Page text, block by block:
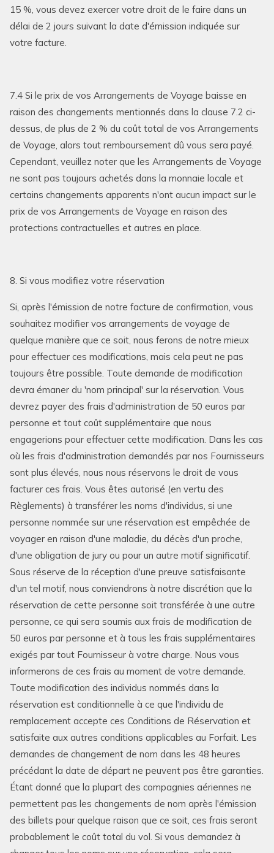
15 %, vous devez exercer votre droit de le faire dans un
délai de 2 jours suivant la date d'émission indiquée sur
votre facture.
7.4 Si le prix de vos Arrangements de Voyage baisse en
raison des changements mentionnés dans la clause 7.2 ci-
dessus, de plus de 2 % du coût total de vos Arrangements
de Voyage, alors tout remboursement dû vous sera payé.
Cependant, veuillez noter que les Arrangements de Voyage
ne sont pas toujours achetés dans la monnaie locale et
certains changements apparents n'ont aucun impact sur le
prix de vos Arrangements de Voyage en raison des
protections contractuelles et autres en place.
8. Si vous modifiez votre réservation
Si, après l'émission de notre facture de confirmation, vous
souhaitez modifier vos arrangements de voyage de
quelque manière que ce soit, nous ferons de notre mieux
pour effectuer ces modifications, mais cela peut ne pas
toujours être possible. Toute demande de modification
devra émaner du 'nom principal' sur la réservation. Vous
devrez payer des frais d'administration de 50 euros par
personne et tout coût supplémentaire que nous
engagerions pour effectuer cette modification. Dans les cas
où les frais d'administration demandés par nos Fournisseurs
sont plus élevés, nous nous réservons le droit de vous
facturer ces frais. Vous êtes autorisé (en vertu des
Règlements) à transférer les noms d'individus, si une
personne nommée sur une réservation est empêchée de
voyager en raison d'une maladie, du décès d'un proche,
d'une obligation de jury ou pour un autre motif significatif.
Sous réserve de la réception d'une preuve satisfaisante
d'un tel motif, nous conviendrons à notre discrétion que la
réservation de cette personne soit transférée à une autre
personne, ce qui sera soumis aux frais de modification de
50 euros par personne et à tous les frais supplémentaires
exigés par tout Fournisseur à votre charge. Nous vous
informerons de ces frais au moment de votre demande.
Toute modification des individus nommés dans la
réservation est conditionnelle à ce que l'individu de
remplacement accepte ces Conditions de Réservation et
satisfaite aux autres conditions applicables au Forfait. Les
demandes de changement de nom dans les 48 heures
précédant la date de départ ne peuvent pas être garanties.
Étant donné que la plupart des compagnies aériennes ne
permettent pas les changements de nom après l'émission
des billets pour quelque raison que ce soit, ces frais seront
probablement le coût total du vol. Si vous demandez à